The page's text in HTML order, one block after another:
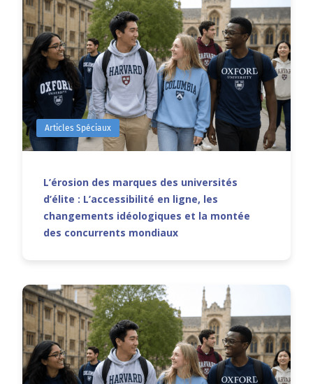
Articles Spéciaux
L’érosion des marques des universités
d’élite : L’accessibilité en ligne, les
changements idéologiques et la montée
des concurrents mondiaux